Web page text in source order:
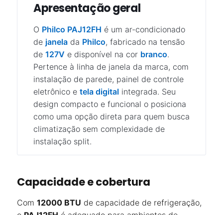
Apresentação geral
O Philco PAJ12FH é um ar-condicionado
de janela da Philco, fabricado na tensão
de 127V e disponível na cor branco.
Pertence à linha de janela da marca, com
instalação de parede, painel de controle
eletrônico e tela digital integrada. Seu
design compacto e funcional o posiciona
como uma opção direta para quem busca
climatização sem complexidade de
instalação split.
Capacidade e cobertura
Com 12000 BTU de capacidade de refrigeração,